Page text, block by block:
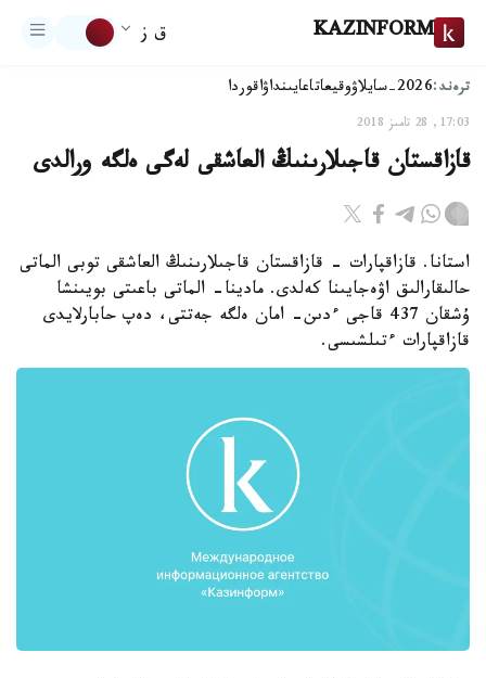
KAZINFORM ق ز
ترەند:2026-سايلاۋ وقيعاتاعايىنداۋاقوردا
17:03, 28 تامىز 2018
قازاقستان قاجىلارىنىڭ العاشقى لەگى ەلگە ورالدى
استانا. قازاقپارات - قازاقستان قاجىلارىنىڭ العاشقى توبى الماتى
حالىقارالىق اۋەجايىنا كەلدى. مادينا- الماتى باعىتى بويىنشا
ۇشقان 437 قاجى ءدىن- امان ەلگە جەتتى، دەپ حابارلايدى
قازاقپارات ءتىلشىسى.